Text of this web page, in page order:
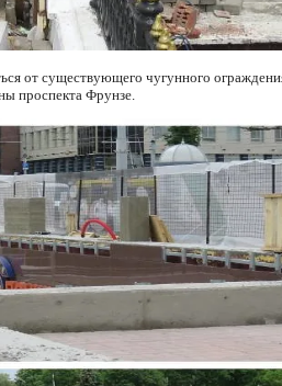
от существующего чугунного
проспекта Фрунзе.